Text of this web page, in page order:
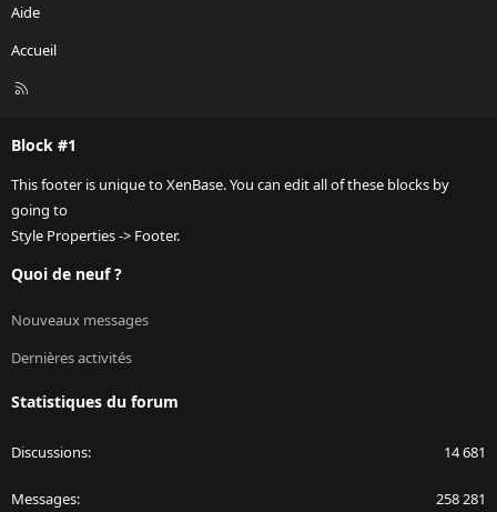
Aide
Accueil
R
Block #1
This footer is unique to XenBase. You can edit all of these blocks by
going to
Style Properties -> Footer.
Quoi de neuf ?
Nouveaux messages
Dernières activités
Statistiques du forum
Discussions 14 681
Messages 258 281